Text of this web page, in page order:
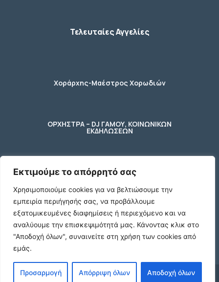
Εκτιμούμε το απόρρητό σας
Χρησιμοποιούμε cookies για να βελτιώσουμε την
εμπειρία περιήγησής σας, να προβάλλουμε
εξατομικευμένες διαφημίσεις ή περιεχόμενο και να
αναλύουμε την επισκεψιμότητά μας. Κάνοντας κλικ στο
"Αποδοχή όλων", συναινείτε στη χρήση των cookies από
εμάς.
Προσαρμογή Απόρριψη όλων Αποδοχή όλων
Τελευταίες Αγγελίες
Χοράρχης-Μαέστρος Χορωδιών
ΟΡΧΗΣΤΡΑ – DJ ΓΑΜΟΥ, ΚΟΙΝΩΝΙΚΩΝ
ΕΚΔΗΛΩΣΕΩΝ
φύλακας – κηπουρος
2 Ποτήρια μπύρας ενός λίτρου (1 L)
γυάλινα με χερούλι
€10
© 2024 agx.gr. All rights reserved.